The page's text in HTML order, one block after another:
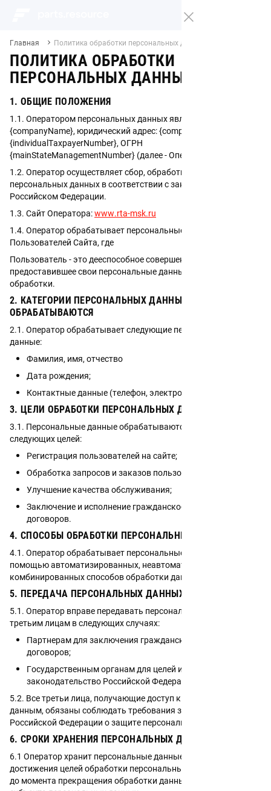
Главная Политика обработки персональных данных
ПОЛИТИКА ОБРАБОТКИ
ПЕРСОНАЛЬНЫХ ДАННЫХ
1. ОБЩИЕ ПОЛОЖЕНИЯ
1.1. Оператором персональных данных является
{companyName}, юридический адрес: {companyAddress}, ИНН:
{individualTaxpayerNumber}, ОГРН
{mainStateManagementNumber} (далее - Оператор)
1.2. Оператор осуществляет сбор, обработку и защиту
персональных данных в соответствии с законодательством
Российском Федерации.
1.3. Сайт Оператора:www.rta-msk.ru
1.4. Оператор обрабатывает персональные данные
Пользователей Сайта, где
Пользователь - это дееспособное совершеннолетнее лицо,
предоставившее свои персональные данные Оператору для
обработки.
2. КАТЕГОРИИ ПЕРСОНАЛЬНЫХ ДАННЫХ, КОТОРЫЕ
ОБРАБАТЫВАЮТСЯ
2.1. Оператор обрабатывает следующие персональные
данные:
Фамилия, имя, отчество
Дата рождения;
Контактные данные (телефон, электронная почта).
3. ЦЕЛИ ОБРАБОТКИ ПЕРСОНАЛЬНЫХ ДАННЫХ
3.1. Персональные данные обрабатываются Оператором для
следующих целей:
Регистрация пользователей на сайте;
Обработка запросов и заказов пользователей;
Улучшение качества обслуживания;
Заключение и исполнение гражданско-правовых
договоров.
4. СПОСОБЫ ОБРАБОТКИ ПЕРСОНАЛЬНЫХ ДАННЫХ
4.1. Оператор обрабатывает персональные данные с
помощью автоматизированных, неавтоматизированных и
комбинированных способов обработки данных
5. ПЕРЕДАЧА ПЕРСОНАЛЬНЫХ ДАННЫХ
5.1. Оператор вправе передавать персональные данные
третьим лицам в следующих случаях:
Партнерам для заключения гражданско-правовых
договоров;
Государственным органам для целей исполнения
законодательство Российской Федерации
5.2. Все третьи лица, получающие доступ к персональным
данным, обязаны соблюдать требования законодательства
Российской Федерации о защите персональных данных.
6. СРОКИ ХРАНЕНИЯ ПЕРСОНАЛЬНЫХ ДАННЫХ
6.1 Оператор хранит персональные данные до момента
достижения целей обработки персональных данных, а также
до момента прекращения обработки данных по запросу